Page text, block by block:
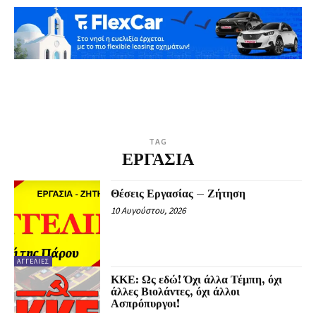
TAG
ΕΡΓΑΣΙΑ
ΑΓΓΕΛΊΕΣ
Θέσεις Εργασίας – Ζήτηση
10 Αυγούστου, 2026
ΚΚΕ: Ως εδώ! Όχι άλλα Τέμπη, όχι
άλλες Βιολάντες, όχι άλλοι
Ασπρόπυργοι!